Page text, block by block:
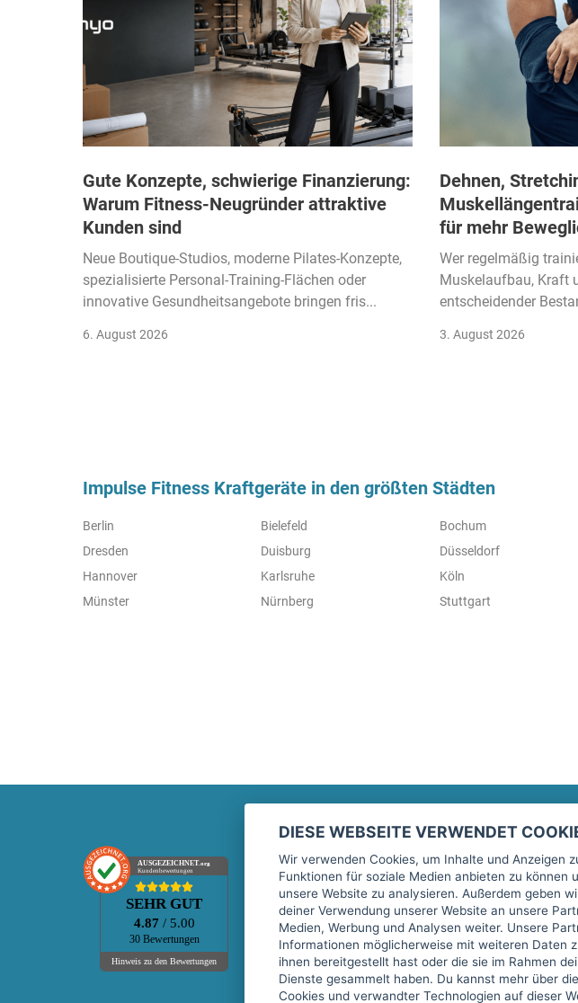
Gute Konzepte, schwierige Finanzierung:
Warum Fitness-Neugründer attraktive
Kunden sind
Neue Boutique-Studios, moderne Pilates-Konzepte,
spezialisierte Personal-Training-Flächen oder
innovative Gesundheitsangebote bringen fris...
6. August 2026
Dehnen,
für mehr
Wer regelmäßig
Muskelaufbau, Kraft
entscheidender
3. August 2026
Impulse Fitness Kraftgeräte in den größten Städten
Berlin Bielefeld Bochum
Dresden
Duisburg Düsseldorf
Hannover
Karlsruhe Köln
Münster
Nürnberg Stuttgart
AUSGEZEICHNET.org
Kundenbewertungen
SEHR GUT
4.87 / 5.00
30 Bewertungen
Hinweis zu den Bewertungen
Marktplatz
Kontakt
Preise Marktplatz
FAQ Marktplatz
Über uns
Werbebuchungen
Rechtliches
Impressum
AGB
Datenschutz
Sicherheit
Top-Inserat kündigen
DIESE WEBSEITE VERWENDET
Wir verwenden Cookies, um Inhalte und Anzeigen
Funktionen für soziale Medien anbieten zu können
unsere Website zu analysieren. Außerdem geben
deiner Verwendung unserer Website an unsere
Medien, Werbung und Analysen weiter. Unsere
Informationen möglicherweise mit weiteren Daten
ihnen bereitgestellt hast oder die sie im Rahmen
Dienste gesammelt haben. Du kannst mehr über
Cookies und verwandter Technologien auf dieser